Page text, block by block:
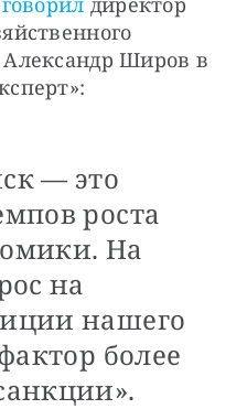
Широв в
— это
роста
На
на
нашего
более